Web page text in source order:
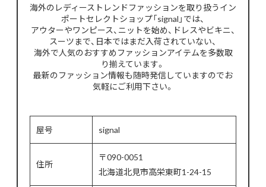
海外のレディーストレンドファッションを取り扱うイン
ポートセレクトショップ「signal」では、
アウターやワンピース、ニットを始め、ドレスやビキニ、
スーツまで、日本ではまだ入荷されていない、
海外で人気のおすすめファッションアイテムを多数取
り揃えています。
最新のファッション情報も随時発信していますのでお
気軽にご利用下さい。
屋号 signal
住所
〒090-0051
北海道北見市高栄東町1-24-15